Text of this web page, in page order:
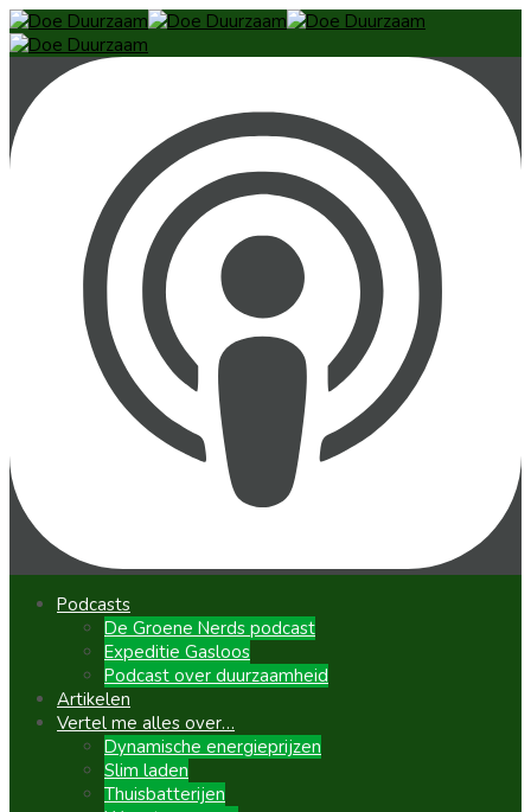
Podcasts
De Groene Nerds podcast
Expeditie Gasloos
Podcast over duurzaamheid
Artikelen
Vertel me alles over…
Dynamische energieprijzen
Slim laden
Thuisbatterijen